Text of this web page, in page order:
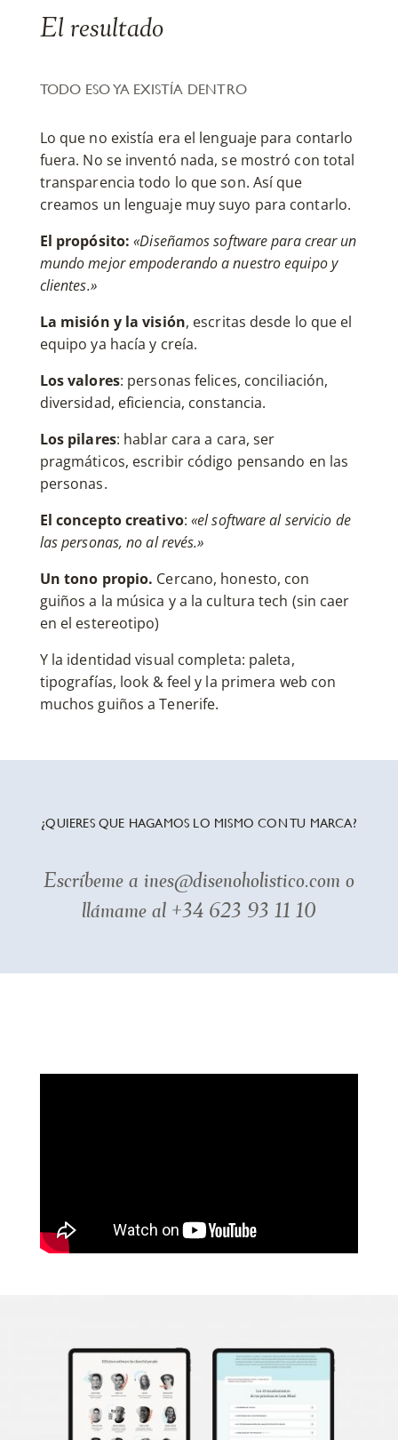
El resultado
TODO ESO YA EXISTÍA DENTRO
Lo que no existía era el lenguaje para contarlo
fuera. No se inventó nada, se mostró con total
transparencia todo lo que son. Así que
creamos un lenguaje muy suyo para contarlo.
El propósito: «Diseñamos software para crear un
mundo mejor empoderando a nuestro equipo y
clientes.»
La misión y la visión, escritas desde lo que el
equipo ya hacía y creía.
Los valores: personas felices, conciliación,
diversidad, eficiencia, constancia.
Los pilares: hablar cara a cara, ser
pragmáticos, escribir código pensando en las
personas.
El concepto creativo: «el software al servicio de
las personas, no al revés.»
Un tono propio. Cercano, honesto, con
guiños a la música y a la cultura tech (sin caer
en el estereotipo)
Y la identidad visual completa: paleta,
tipografías, look & feel y la primera web con
muchos guiños a Tenerife.
¿QUIERES QUE HAGAMOS LO MISMO CON TU MARCA?
Escríbeme a ines@disenoholistico.com o
llámame al +34 623 93 11 10